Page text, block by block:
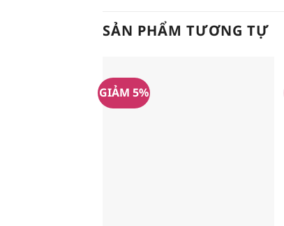
SẢN PHẨM TƯƠNG TỰ
GIẢM 5%